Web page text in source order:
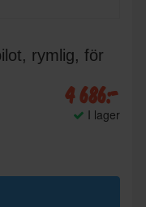
rymlig, för
4 686:-
I lager